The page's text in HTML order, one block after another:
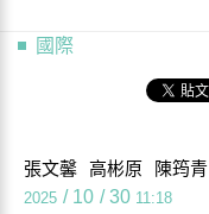
國際
張文馨 高彬原 陳筠青
2025 / 10 / 30 11:18